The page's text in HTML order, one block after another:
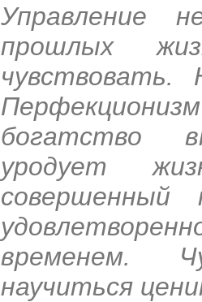
Управление
прошлых
чувствовать.
богатство
уродует
совершенный
временем.
научиться